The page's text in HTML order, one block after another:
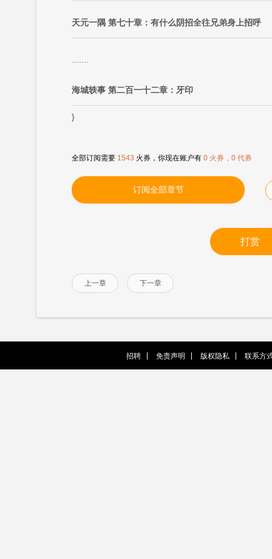
天元一隅 第七十章：有什么阴招全往兄弟身上招呼
海城轶事 第二百一十二章：牙印
}
全部订阅需要 1543 火券，你现在账户有 0 火券，0 代券
订阅全部章节
打赏
上一章 下一章
招聘 免责声明 版权隐私 联系方